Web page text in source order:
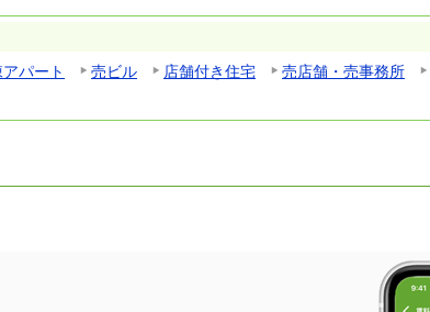
アパート 売ビル 店舗付き住宅 売店舗・売事務所